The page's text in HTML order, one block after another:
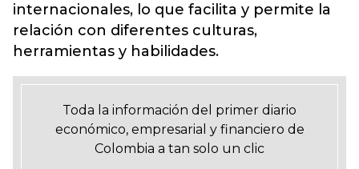
internacionales, lo que facilita y permite la
relación con diferentes culturas,
herramientas y habilidades.
Toda la información del primer diario
económico, empresarial y financiero de
Colombia a tan solo un clic